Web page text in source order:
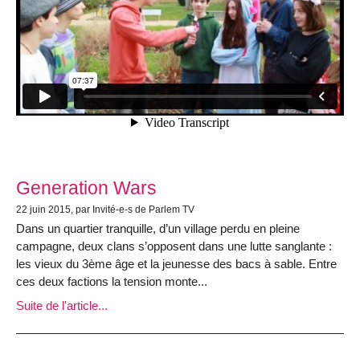
Generation Wars
22 juin 2015, par Invité-e-s de Parlem TV
Dans un quartier tranquille, d’un village perdu en pleine
campagne, deux clans s’opposent dans une lutte sanglante :
les vieux du 3ème âge et la jeunesse des bacs à sable. Entre
ces deux factions la tension monte...
Suite de l'article...